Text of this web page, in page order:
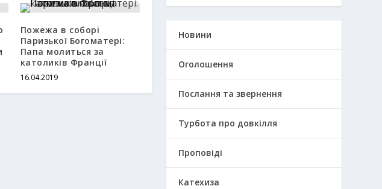
Пожежа в соборi
Паризької Богоматері:
Папа молиться за
католиків Франції
16.04.2019
Новини
Оголошення
Послання та звернення
Турбота про довкілля
Проповіді
Катехиза